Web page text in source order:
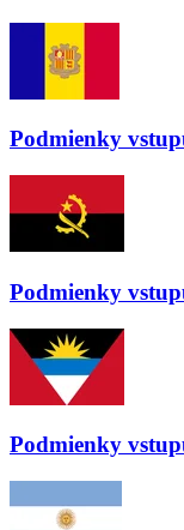
Podmienky
Podmienky
Podmienky